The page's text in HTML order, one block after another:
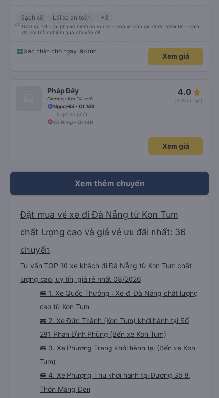
Sạch sẽ Lái xe an toàn +3
Dịch vụ tốt - lái phụ xe niềm nở vui vẻ - nhà xe cần giữ được niềm tin - cảm
ơn với trải nghiệm qua chuyến đi!
Xác nhận chỗ ngay lập tức
Xem giá
Pháp Đấy
Giường nằm 34 chỗ
4.0 star_rate
(2 đánh giá)
Ngọc Hồi - QL14B
5 giờ 30 phút
Đà Nẵng - QL14B
Xem giá
Xem thêm chuyến
Đặt mua vé xe đi Đà Nẵng từ Kon Tum
chất lượng cao và giá vé ưu đãi nhất: 36
chuyến
Tư vấn TOP 10 xe khách đi Đà Nẵng từ Kon Tum chất
lượng cao, uy tín, giá rẻ nhất 08/2026
🚌 1. Xe Quốc Thưởng : Xe đi Đà Nẵng chất lượng
cao từ Kon Tum
🚌 2. Xe Đức Thành (Kon Tum) khởi hành tại Số
281 Phan Đình Phùng (Bến xe Kon Tum)
🚌 3. Xe Phương Trang khởi hành tại (Bến xe Kon
Tum)
🚌 4. Xe Phượng Thu khởi hành tại Đường Số 8,
Thôn Măng Đen